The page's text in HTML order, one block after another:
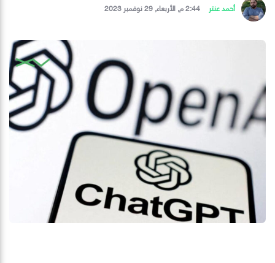
أحمد عنتر 2:44 م, الأربعاء, 29 نوفمبر 2023